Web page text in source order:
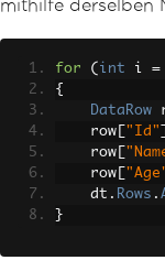
mithilfe derselben
for ( int i =
{
DataRow
    row
"Id"
    row
    row
    dt
. Rows .
}